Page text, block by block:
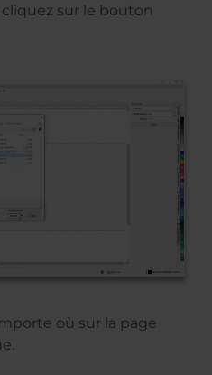
sur le bouton
où sur la page